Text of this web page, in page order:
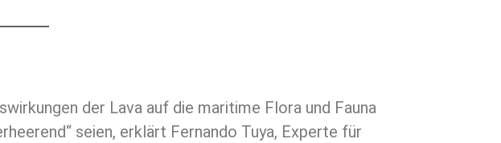
der Lava auf die maritime Flora und Fauna
seien, erklärt Fernando Tuya, Experte für